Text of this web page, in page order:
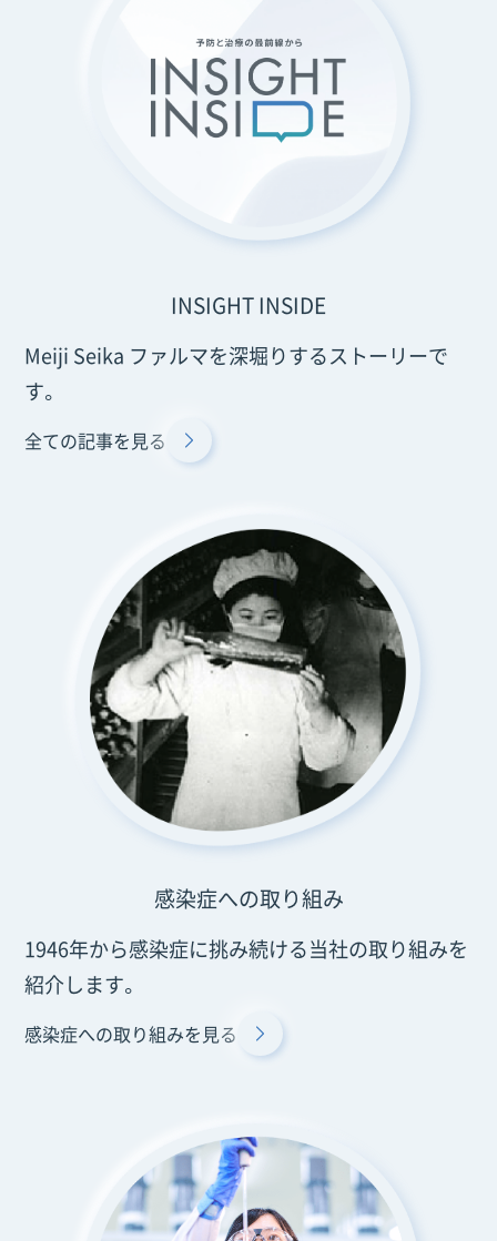
INSIGHT INSIDE
Meiji Seika ファルマを深堀りするストーリーで
す。
全ての記事を見る
感染症への取り組み
1946年から感染症に挑み続ける当社の取り組みを
紹介します。
感染症への取り組みを見る